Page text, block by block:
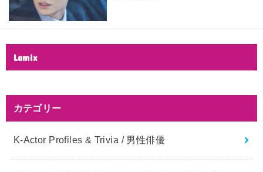
Lamix
カテゴリー
K-Actor Profiles & Trivia / 男性俳優